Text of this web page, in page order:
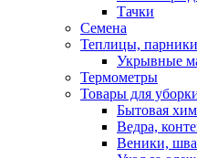
Тачки
Семена
Теплицы,
Укрывные
Термометры
Товары для
Бытовая
Ведра,
Веники,